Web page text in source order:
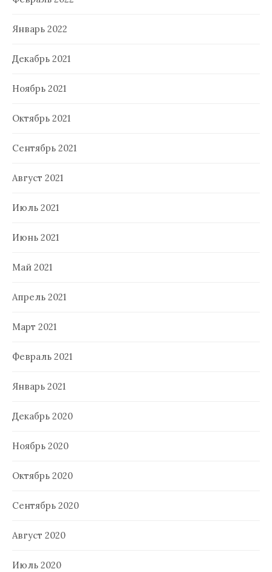
Январь 2022
Декабрь 2021
Ноябрь 2021
Октябрь 2021
Сентябрь 2021
Август 2021
Июль 2021
Июнь 2021
Май 2021
Апрель 2021
Март 2021
Февраль 2021
Январь 2021
Декабрь 2020
Ноябрь 2020
Октябрь 2020
Сентябрь 2020
Август 2020
Июль 2020